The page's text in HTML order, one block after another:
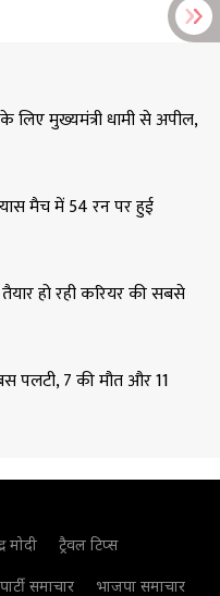
मुख्यमंत्री धामी से अपील,
मैच में 54 रन पर हुई
हो रही करियर की सबसे
पलटी, 7 की मौत और 11
मोदी
ट्रैवल टिप्स
समाचार भाजपा समाचार